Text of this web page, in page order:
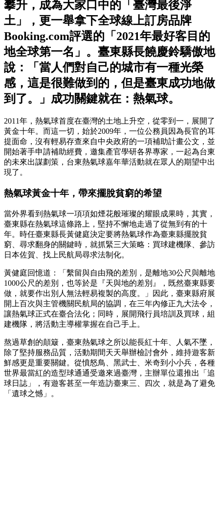
攀升，成為大家口中的「臺灣最後淨
土」，更一舉拿下全球線上訂房品牌
Booking.com評選的「2021年最好客目的
地全球第一名」。臺東縣長饒慶鈴驕傲地
說：「當人們對自己的城市有一種光榮
感，這是很難做到的，但是臺東成功地做
到了。」成功關鍵就在：熱氣球。
2011年，熱氣球首度在臺灣的土地上升空，從零到一，展開了
黃金十年。而這一切，始於2009年，一位公務員因為長官的耳
提面命，沒有輕易存查來自中央政府的一項補助計畫公文，並
開始著手申請補助經費，邀集產官學研各界專家，一起為台東
的未來出謀劃策，台東熱氣球嘉年華活動就在眾人的期望中出
現了。
熱氣球黃金十年，帶來擺脫貧窮的希望
當外界看到熱氣球一項項如煙花般璀璨的耀眼成果時，其實，
臺東縣在熱氣球這條路上，堅持不懈地走過了從無到有的十
年。時任臺東縣長黃健庭決定要將熱氣球作為臺東縣擺脫貧
窮、尋求翻身的關鍵時，就抓緊三大策略：買球建機隊、參訪
日本佐賀、找上民航局尋求法制化。
黃健庭回憶道：「繫留與自由飛的差別，是離地30公尺與離地
1000公尺的差別，也等於是『天與地的差別』，既然臺東縣要
做，就要作出別人無法輕易複製的高度。」因此，臺東縣府展
開上百次與主管機關民航局的協調，在三年內修正九大法令，
讓熱氣球正式在臺合法化；同時，展開飛行員培訓及買球，組
建機隊，將活動主導權掌握在自己手上。
熬過草創的顛簸，臺東熱氣球之所以能長紅十年、人氣不墜，
除了堅持服務品質，活動期間天天舉辦檢討會外，維持遊客新
鮮感更是重要關鍵。從憤怒鳥、黑武士、米奇到小小兵，各種
世界最當紅的造型球通通受邀來過臺灣，主辦單位還推出「追
球日誌」，有遊客甚至一年造訪臺東三、四次，就是為了避免
「遺球之憾」。